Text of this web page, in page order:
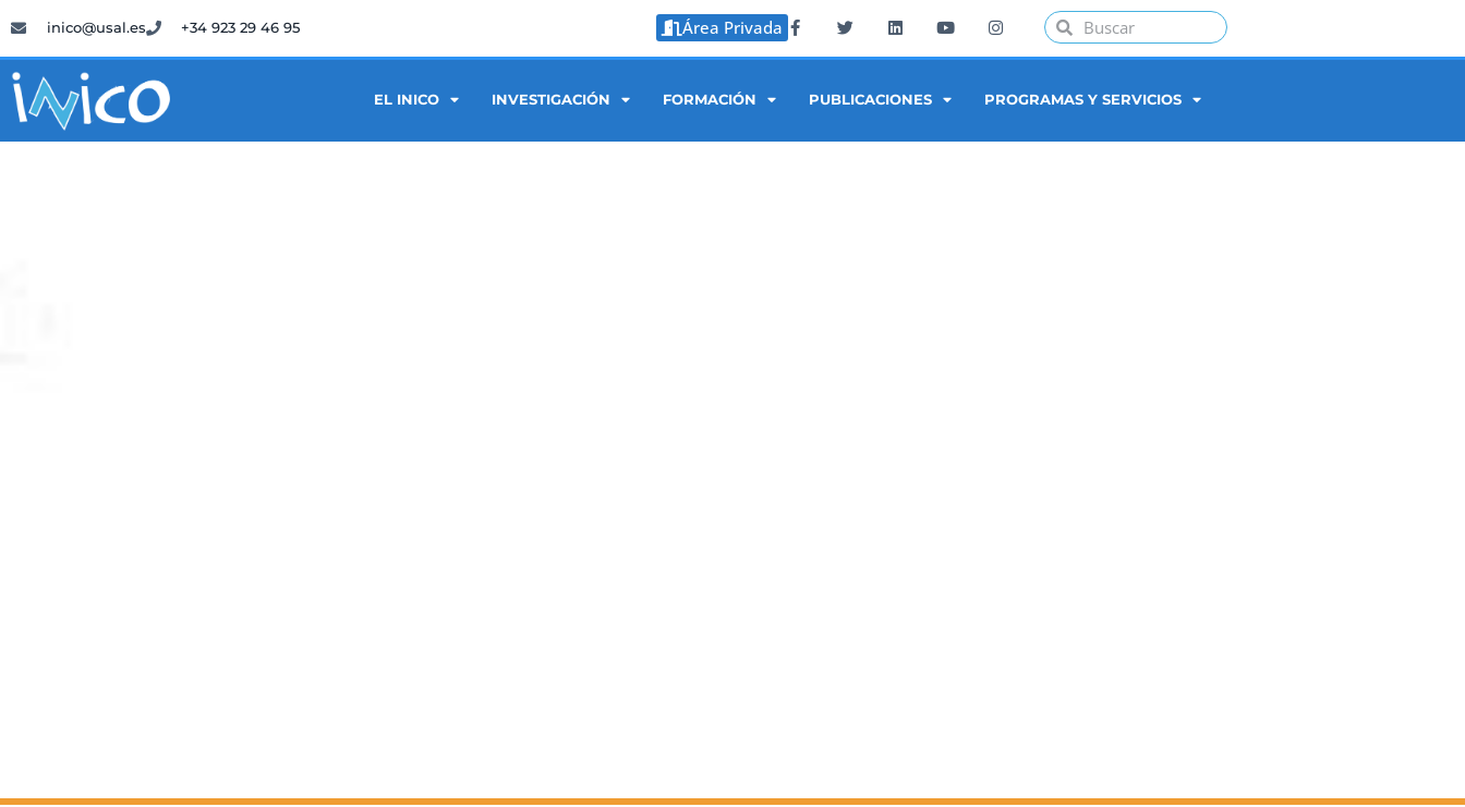
inico@usal.es +34 923 29 46 95 Área Privada
EL INICO INVESTIGACIÓN FORMACIÓN PUBLICACIONES PROGRAMAS Y SERVICIOS